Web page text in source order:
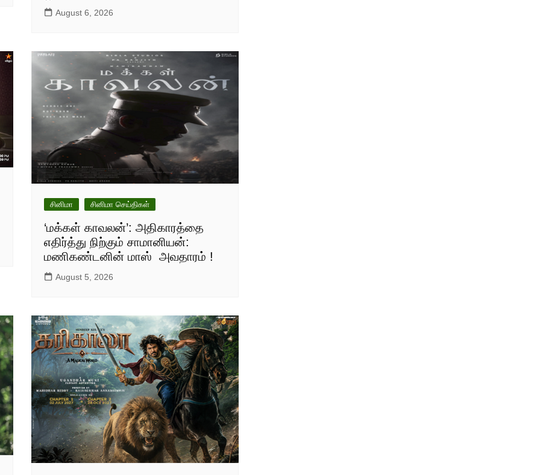
August 6, 2026
சினிமா சினிமா செய்திகள்
‘மக்கள் காவலன்’: அதிகாரத்தை
எதிர்த்து நிற்கும் சாமானியன்:
மணிகண்டனின் மாஸ் அவதாரம் !
August 5, 2026